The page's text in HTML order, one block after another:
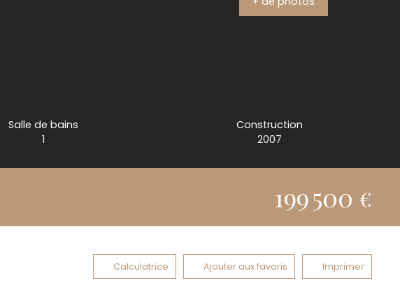
Salle de bains
1
Construction
2007
199 500 €
Calculatrice Ajouter aux favoris Imprimer